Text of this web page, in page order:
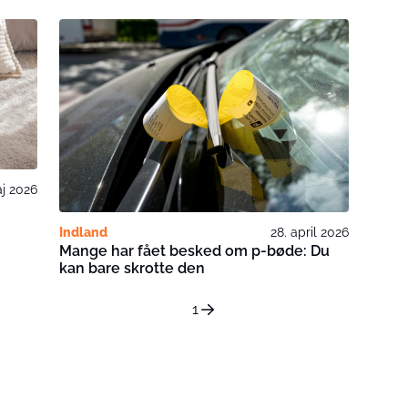
2026
Indland 28. april 2026
Mange har fået besked om p-bøde: Du
kan bare skrotte den
1